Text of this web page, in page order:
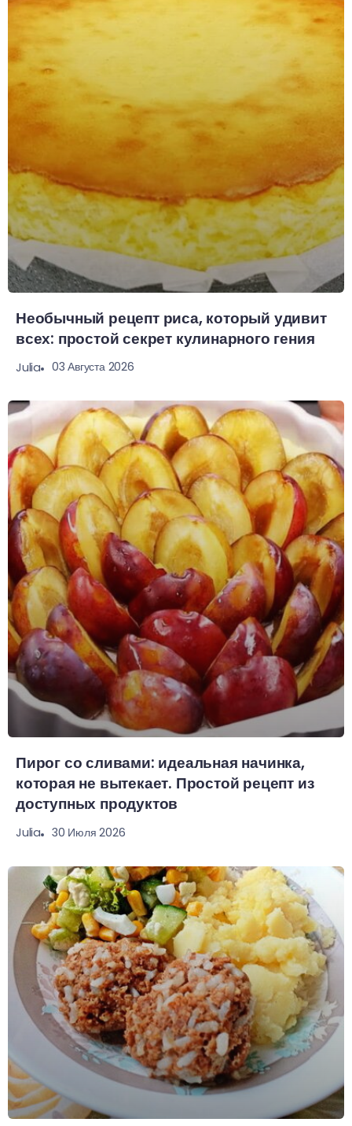
Необычный рецепт риса, который удивит
всех: простой секрет кулинарного гения
Julia 03 Августа 2026
Пирог со сливами: идеальная начинка,
которая не вытекает. Простой рецепт из
доступных продуктов
Julia 30 Июля 2026